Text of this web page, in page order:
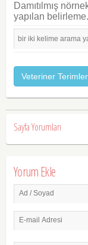
Damıtılmış
yapılan belirleme.
Veteriner
Sayfa Yorumları
Yorum Ekle
Ad / Soyad
E-mail Adresi